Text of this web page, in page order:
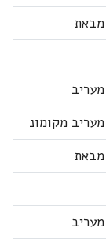
מבאת
מעריב
מעריב מקומונ
מבאת
מעריב